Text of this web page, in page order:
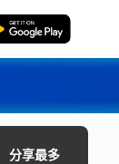
免費下載
分享最多